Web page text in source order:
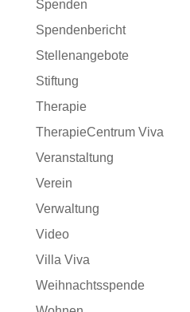
Spenden
Spendenbericht
Stellenangebote
Stiftung
Therapie
TherapieCentrum Viva
Veranstaltung
Verein
Verwaltung
Video
Villa Viva
Weihnachtsspende